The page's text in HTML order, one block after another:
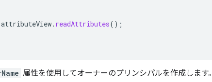
attributeView. readAttributes();
属性を使用してオーナーのプリンシパルを作成します。